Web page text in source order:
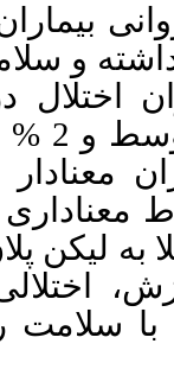
نشانداد
آنها
در سلامت روان
% متوسط و 2 % شدید بدست
سلامت
(0/285=
علی رغم
سلامت